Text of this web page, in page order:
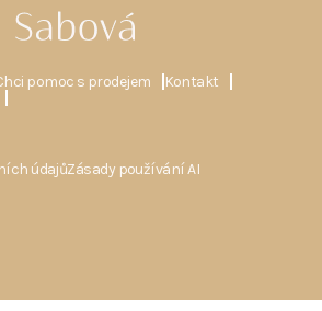
pomoc s prodejem
Kontakt
údajůZásady používání AI